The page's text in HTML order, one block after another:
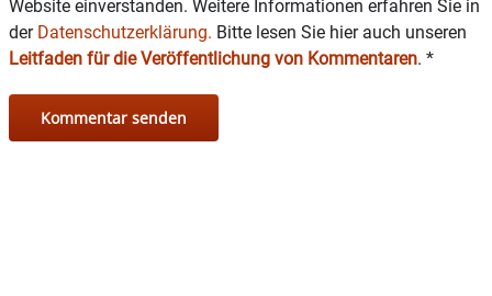
hinauswirkt.
Das Nationenfest beginnt am kommenden
Samstag – wie berichtet – um 15.05 Uhr mit der
Eröffnung durch Bürgermeister Bastian
Wernthaler auf der Sparkassenbühne in der
Website einverstanden. Weitere Informationen erfahren Sie in
der Datenschutzerklärung. Bitte lesen Sie hier auch unseren
Leitfaden für die Veröffentlichung von Kommentaren. *